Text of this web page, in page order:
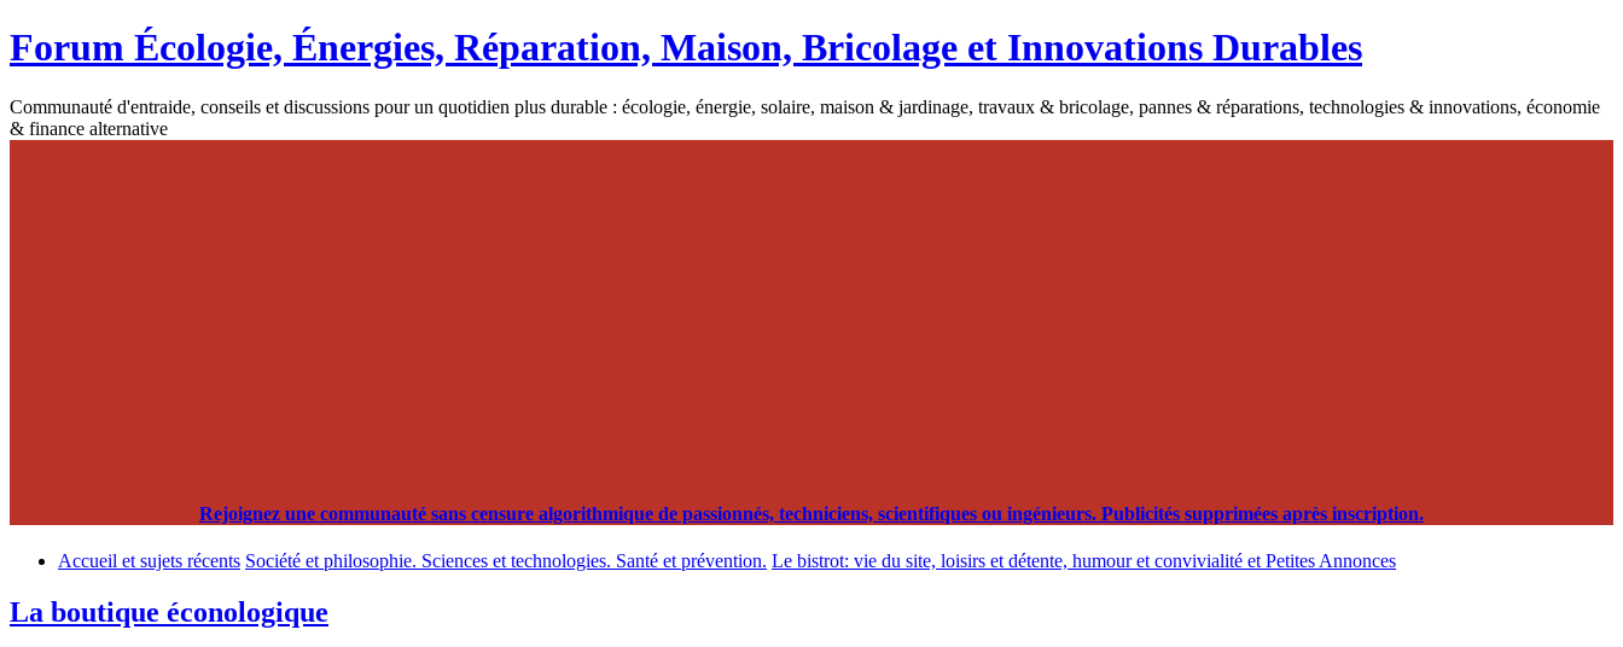
Forum Écologie, Énergies, Réparation, Maison, Bricolage et Innovations Durables
Communauté d'entraide, conseils et discussions pour un quotidien plus durable : écologie, énergie, solaire, maison & jardinage, travaux & bricolage, pannes & réparations, technologies & innovations, économie
& finance alternative
Rejoignez une communauté sans censure algorithmique de passionnés, techniciens, scientifiques ou ingénieurs. Publicités supprimées après inscription.
Accueil et sujets récents Société et philosophie. Sciences et technologies. Santé et prévention. Le bistrot: vie du site, loisirs et détente, humour et convivialité et Petites Annonces
La boutique éconologique